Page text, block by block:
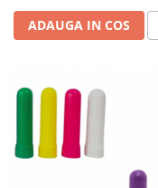
ADAUGA IN COS